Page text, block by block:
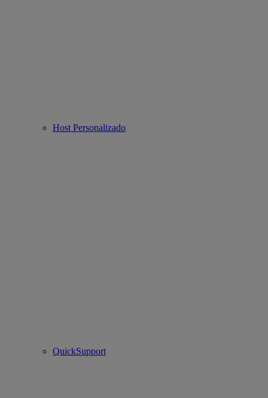
Host Personalizado
QuickSupport